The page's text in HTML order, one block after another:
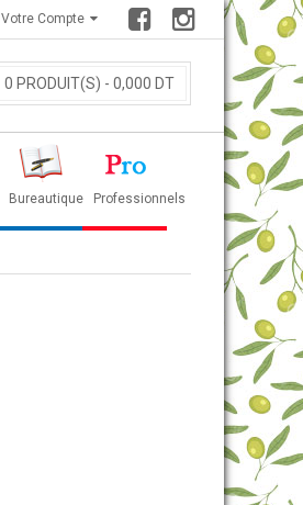
Votre Compte
0 PRODUIT(S) - 0,000 DT
Bureautique Professionnels